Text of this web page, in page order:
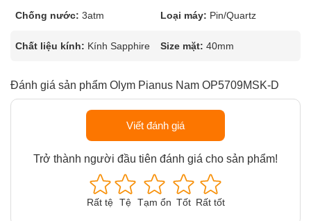
Chống nước: 3atm Loại máy: Pin/Quartz
Chất liệu kính: Kính Sapphire Size mặt: 40mm
Đánh giá sản phẩm Olym Pianus Nam OP5709MSK-D
Viết đánh giá
Trở thành người đầu tiên đánh giá cho sản phẩm!
Rất tệ Tệ Tạm ổn Tốt Rất tốt